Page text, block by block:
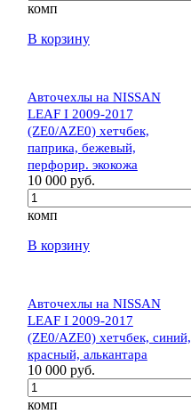
комп
В корзину
Авточехлы на NISSAN
LEAF I 2009-2017
(ZE0/AZE0) хетчбек,
паприка, бежевый,
перфорир. экокожа
10 000 руб.
комп
В корзину
Авточехлы на NISSAN
LEAF I 2009-2017
(ZE0/AZE0) хетчбек, синий,
красный, алькантара
10 000 руб.
комп